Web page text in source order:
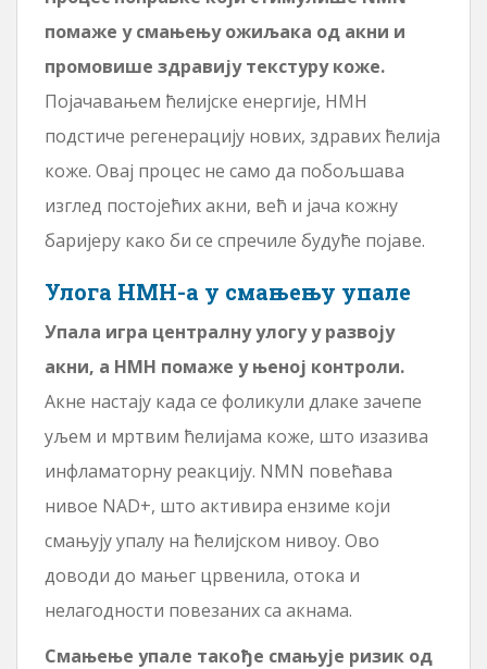
помаже у смањењу ожиљака од акни и
промовише здравију текстуру коже.
Појачавањем ћелијске енергије, НМН
подстиче регенерацију нових, здравих ћелија
коже. Овај процес не само да побољшава
изглед постојећих акни, већ и јача кожну
баријеру како би се спречиле будуће појаве.
Улога НМН-а у смањењу упале
Упала игра централну улогу у развоју
акни, а НМН помаже у њеној контроли.
Акне настају када се фоликули длаке зачепе
уљем и мртвим ћелијама коже, што изазива
инфламаторну реакцију. NMN повећава
нивое NAD+, што активира ензиме који
смањују упалу на ћелијском нивоу. Ово
доводи до мањег црвенила, отока и
нелагодности повезаних са акнама.
Смањење упале такође смањује ризик од